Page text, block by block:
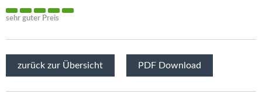
sehr guter Preis
zurück zur Übersicht PDF Download